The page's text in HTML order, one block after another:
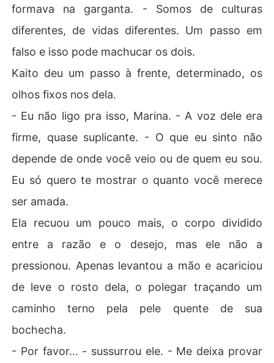
formava na garganta. - Somos de culturas
diferentes, de vidas diferentes. Um passo em
falso e isso pode machucar os dois.
Kaito deu um passo à frente, determinado, os
olhos fixos nos dela.
- Eu não ligo pra isso, Marina. - A voz dele era
firme, quase suplicante. - O que eu sinto não
depende de onde você veio ou de quem eu sou.
Eu só quero te mostrar o quanto você merece
ser amada.
Ela recuou um pouco mais, o corpo dividido
entre a razão e o desejo, mas ele não a
pressionou. Apenas levantou a mão e acariciou
de leve o rosto dela, o polegar traçando um
caminho terno pela pele quente de sua
bochecha.
- Por favor... - sussurrou ele. - Me deixa provar